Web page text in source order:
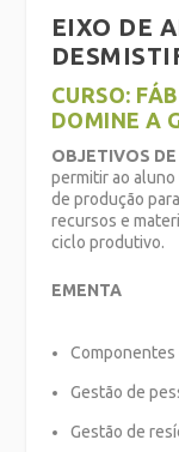
EIXO DE
CURSO:
DOMINE A
OBJETIVOS
permitir ao
de produção
recursos e
ciclo produtivo.
EMENTA
Componentes
Gestão de
Gestão de